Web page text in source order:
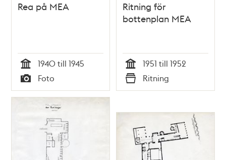
Rea på MEA
Tid
1940 till 1945
Typ
Foto
Ritning för
bottenplan MEA
Tid
1951 till 1952
Typ
Ritning